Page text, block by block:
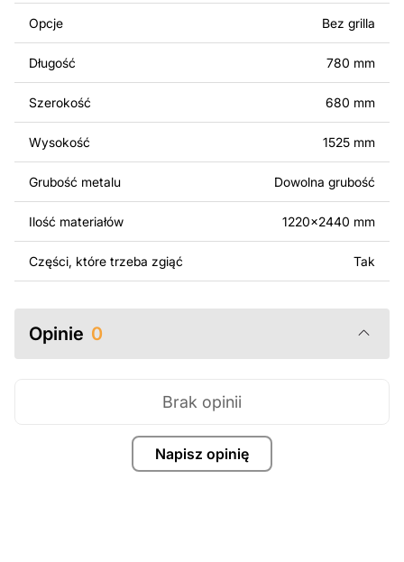
Można używać tych plików do tworzenia gotowych
produktów zarówno do użytku osobistego, jak i
komercyjnego, w tym do sprzedaży produktów
wykonanych na podstawie tych projektów. Należy
jednak pamiętać, że odsprzedaż lub udostępnianie
oryginalnych bądź zmodyfikowanych plików jest
surowo zabronione.
Za dodatkową opłatą możemy dostosować projekt
poprzez dodanie tekstu, obrazów lub logo Twojej firmy
albo wprowadzenie innych modyfikacji według Twoich
metalowego produktu, skontaktuj się z nami.
pomocy, skontaktuj się z nami w dowolnym momencie –
zawsze chętnie pomożemy.
Opcje Bez grilla
Długość 780 mm
Szerokość 680 mm
Wysokość 1525 mm
Grubość metalu Dowolna grubość
Ilość materiałów 1220x2440 mm
Części, które trzeba zgiąć Tak
Opinie 0
Napisz opinię
Brak opinii